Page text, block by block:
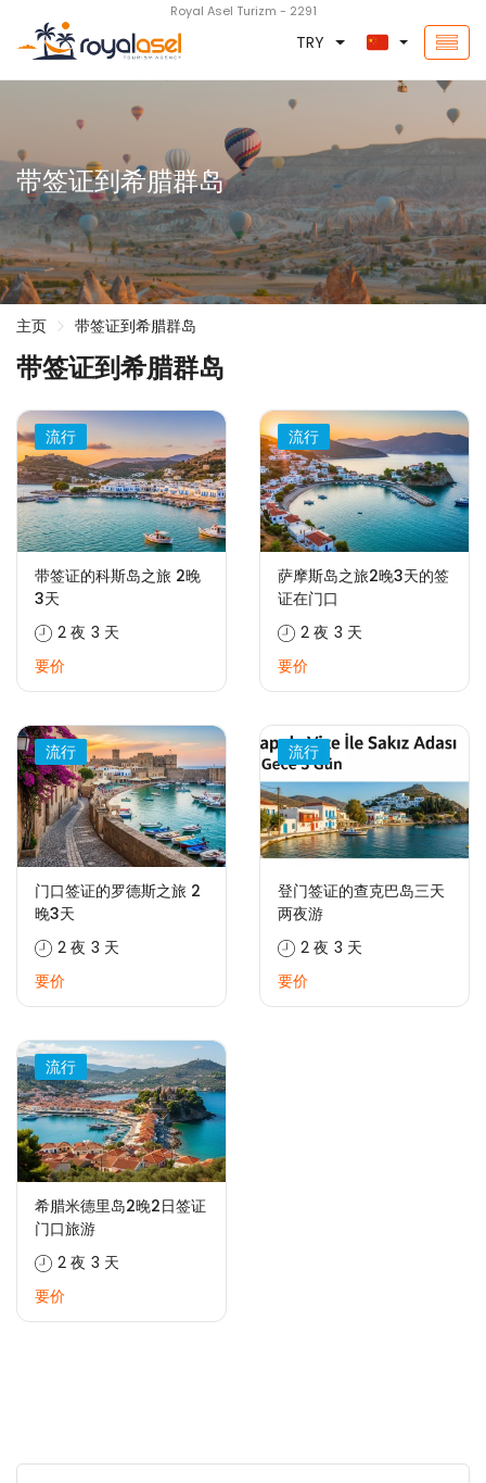
Royal Asel Turizm - 2291
TRY
带签证到希腊群岛
主页 带签证到希腊群岛
带签证到希腊群岛
流行
带签证的科斯岛之旅 2晚
3天
2 夜 3 天
要价
流行
萨摩斯岛之旅2晚3天的签
证在门口
2 夜 3 天
要价
流行
门口签证的罗德斯之旅 2
晚3天
2 夜 3 天
要价
流行
登门签证的查克巴岛三天
两夜游
2 夜 3 天
要价
流行
希腊米德里岛2晚2日签证
门口旅游
2 夜 3 天
要价